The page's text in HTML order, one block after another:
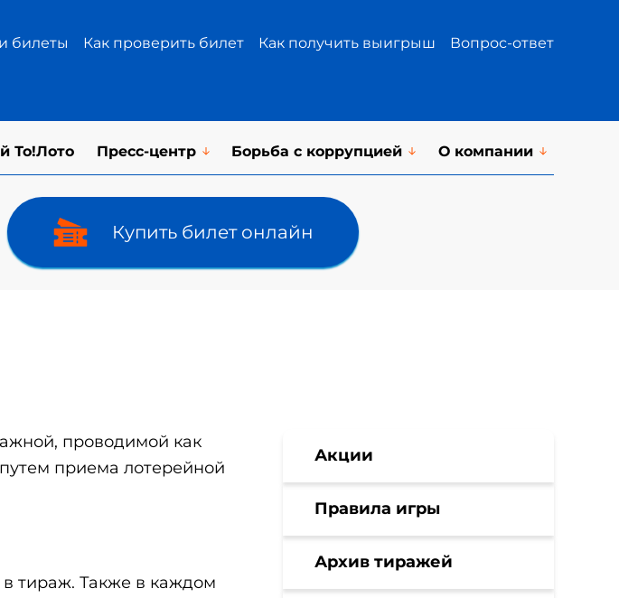
билеты Как проверить билет Как получить выигрыш Вопрос-ответ
То!Лото Пресс-центр Борьба с коррупцией О компании
Купить билет онлайн
проводимой как
приема лотерейной
тираж. Также в каждом
Акции
Правила игры
Архив тиражей